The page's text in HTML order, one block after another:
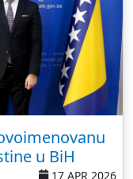
u BiH
17 APR 2026